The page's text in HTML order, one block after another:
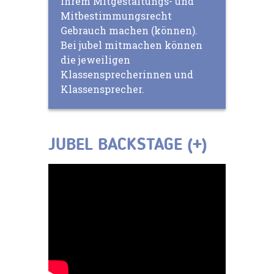
Mitbestimmungsrecht
Gebrauch machen (können).
Bei jubel mitmachen können
die jeweiligen
Klassensprecherinnen und
Klassensprecher.
JUBEL BACKSTAGE (+)